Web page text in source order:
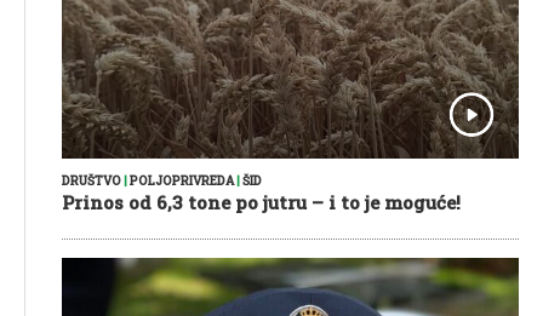
DRUŠTVO POLJOPRIVREDA| ŠID
Prinos od 6,3 tone po jutru – i to je moguće!